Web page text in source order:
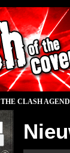
THE CLASH